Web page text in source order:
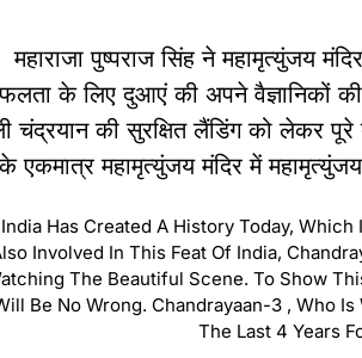
महाराजा पुष्पराज सिंहने महामृत्युंजय
के लिए दुआएं की अपने वैज्ञानिकों
चंद्रयान की सुरक्षित लैंडिंग को लेकर पूरे
एकमात्र महामृत्युंजय मंदिर में
India Has Created A History Today,
Involved In This Feat Of India,
The Beautiful Scene. To Show
Be No Wrong. Chandrayaan-3 , Who
The Last 4 Years